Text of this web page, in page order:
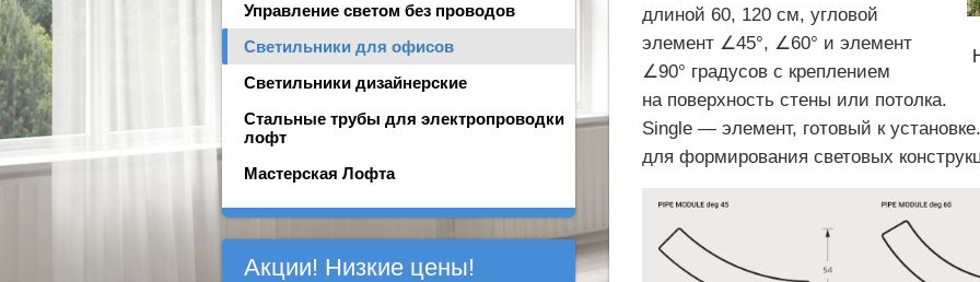
Управление светом без проводов
Светильники для офисов
Светильники дизайнерские
Стальные трубы для электропроводки
лофт
Мастерская Лофта
Акции! Низкие цены!
длиной 60, 120 см, угловой
элемент ∠45°, ∠60° и элемент
∠90° градусов с креплением
на поверхность стены или потолка.
Single — элемент, готовый к
для формирования световых